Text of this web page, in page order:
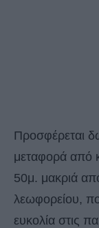
Προσφέρεται
μεταφορά από
50μ. μακριά
λεωφορείου,
ευκολία στις